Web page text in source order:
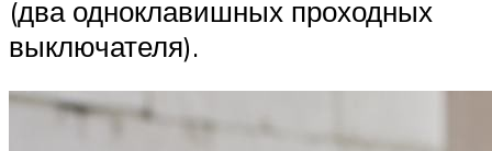
(два одноклавишных проходных
выключателя).